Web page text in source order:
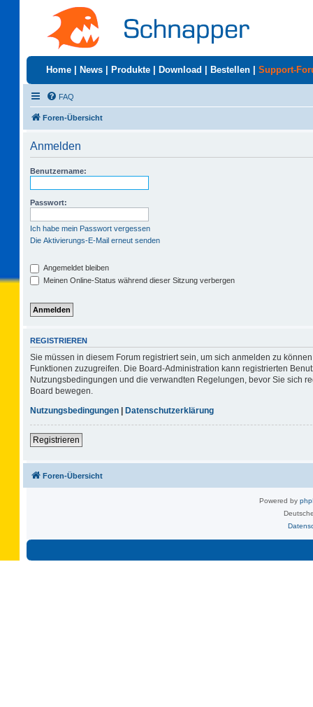
Home News Produkte Download Bestellen Support-
FAQ
Foren-Übersicht
Anmelden
Benutzername:
Passwort:
Ich habe mein Passwort vergessen
Die Aktivierungs-E-Mail erneut senden
Angemeldet bleiben
Meinen Online-Status während dieser Sitzung verbergen
REGISTRIEREN
Sie müssen in diesem Forum registriert sein, um sich anmelden zu
Funktionen zuzugreifen. Die Board-Administration kann registrierten
Nutzungsbedingungen und die verwandten Regelungen, bevor Sie sich
Board bewegen.
Nutzungsbedingungen | Datenschutzerklärung
Registrieren
Foren-Übersicht
Powered by